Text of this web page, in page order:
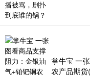
掌牛宝 一
农产品期货